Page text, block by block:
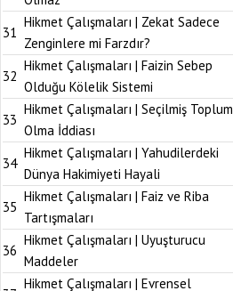
31
Hikmet Çalışmaları | Zekat Sadece
Zenginlere mi Farzdır?
32
Hikmet Çalışmaları | Faizin Sebep
Olduğu Kölelik Sistemi
33
Hikmet Çalışmaları | Seçilmiş Toplum
Olma İddiası
34
Hikmet Çalışmaları | Yahudilerdeki
Dünya Hakimiyeti Hayali
35
Hikmet Çalışmaları | Faiz ve Riba
Tartışmaları
36
Hikmet Çalışmaları | Uyuşturucu
Maddeler
Hikmet Çalışmaları | Evrensel